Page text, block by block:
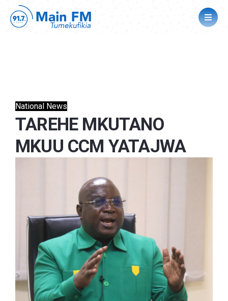
National News
TAREHE MKUTANO
MKUU CCM YATAJWA